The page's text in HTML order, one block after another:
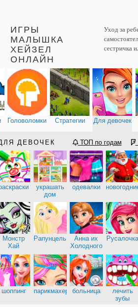
ИГРЫ
МАЛЫШКА
ХЕЙЗЕЛ
ОНЛАЙН
Уход за
сестричка
Головоломки Стратегии Для девочек
ДЕВОЧЕК ТОП по годам
украшать
дом
одевалки
Монстр
Хай
Рапунцель
Анна их
Холодного
сердца
шоппинг парикмахерскиебольница
лечить
зубы